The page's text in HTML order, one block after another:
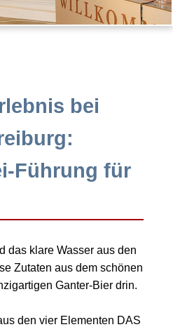
bei
Führung für
das klare Wasser aus den
Zutaten aus dem schönen
Ganter-Bier drin.
den vier Elementen DAS